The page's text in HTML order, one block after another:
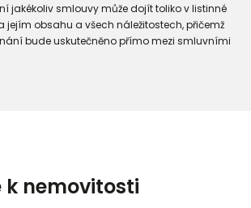
jakékoliv smlouvy může dojít toliko v listinné
jejím obsahu a všech náležitostech, přičemž
bude uskutečněno přímo mezi smluvními
nemovitosti